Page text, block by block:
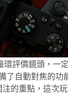
環評價鏡頭，一
了自動對焦的功
的重點，這次玩